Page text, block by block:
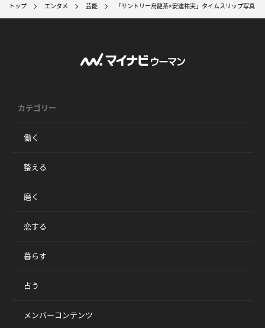
トップ エンタメ 芸能 「サントリー烏龍茶×安達祐実」タイムスリップ写真と
カテゴリー
働く
整える
磨く
恋する
暮らす
占う
メンバーコンテンツ